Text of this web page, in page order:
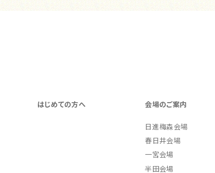
はじめての方へ 会場のご案内
日進梅森会場
春日井会場
一宮会場
半田会場